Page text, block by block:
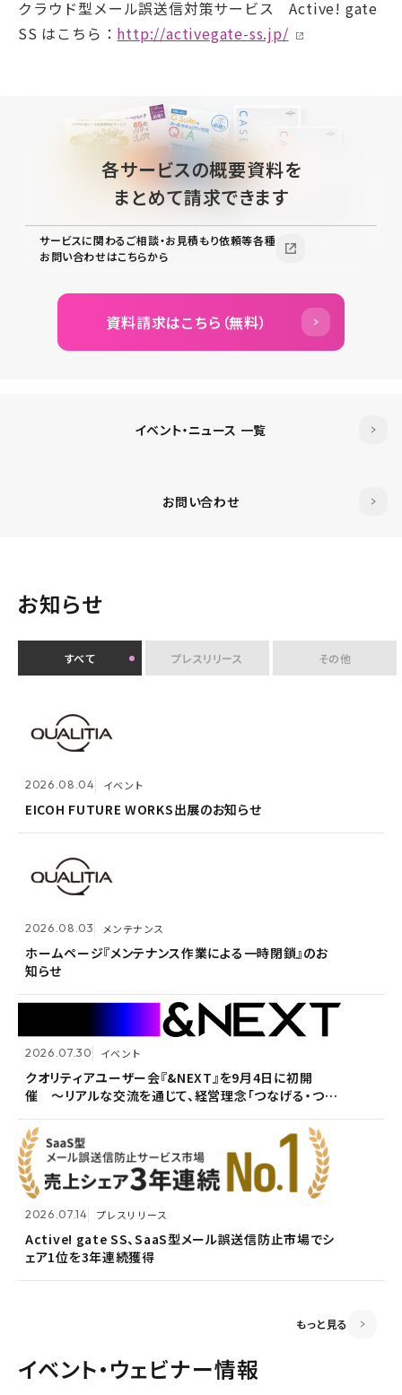
クラウド型メール誤送信対策サービス Active! gate
SS はこちら： http://activegate-ss.jp/
各サービスの概要資料を
まとめて請求できます
サービスに関わるご相談・お見積もり依頼等各種
お問い合わせはこちらから
資料請求はこちら（無料）
イベント・ニュース 一覧
お問い合わせ
お知らせ
すべて プレスリリース その他
2026.08.04 イベント
EICOH FUTURE WORKS出展のお知らせ
2026.08.03 メンテナンス
ホームページ『メンテナンス作業による一時閉鎖』のお
知らせ
2026.07.30 イベント
クオリティアユーザー会『&NEXT』を9月4日に初開
催 〜リアルな交流を通じて、経営理念「つなげる・つな
2026.07.14 プレスリリース
Active! gate SS、SaaS型メール誤送信防止市場でシ
ェア1位を3年連続獲得
2026.07.30
クオリティアユーザー会『&NEXT』を9月4日に初開
催 〜リアルな交流を通じて、経営理念「つなげる・つな
がる想いを未来へつなぐ」を体現〜
Active! gate SS、SaaS型メール誤送信防止市場でシ
ェア1位を3年連続獲得
2026.07.09 自社ウェビナー
<7/30 ウェビナー開催>いまさら聞けないPPAP問題～
2026.06.18 プレスリリース
富山県内7信用金庫、DEEPMailとPOWER EGGの連携
2026.08.03 メンテナンス
ホームページ『メンテナンス作業による一時閉鎖』のお
2026.05.14 メンテナンス
ホームページ『メンテナンス作業による一時閉鎖』のお
2026.05.13 メンテナンス
ホームページ『メンテナンス作業による一時閉鎖』のお
知らせ
お知らせ
もっと見る
イベント・ウェビナー情報